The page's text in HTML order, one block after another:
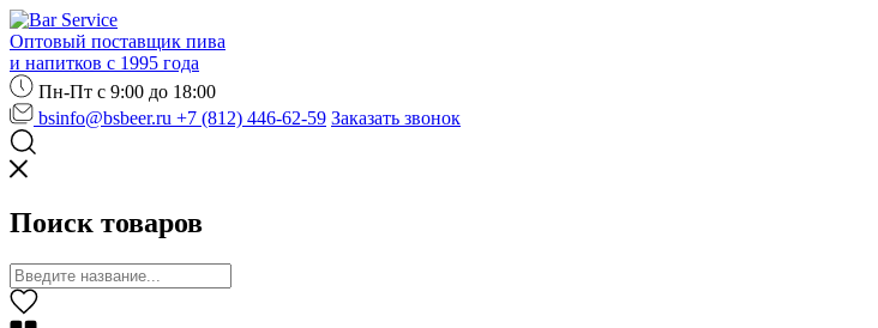
Оптовый поставщик пива
и напитков с 1995 года
Пн-Пт с 9:00 до 18:00
bsinfo@bsbeer.ru +7 (812) 446-62-59 Заказать звонок
Поиск товаров